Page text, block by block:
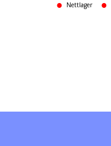
Nettlager